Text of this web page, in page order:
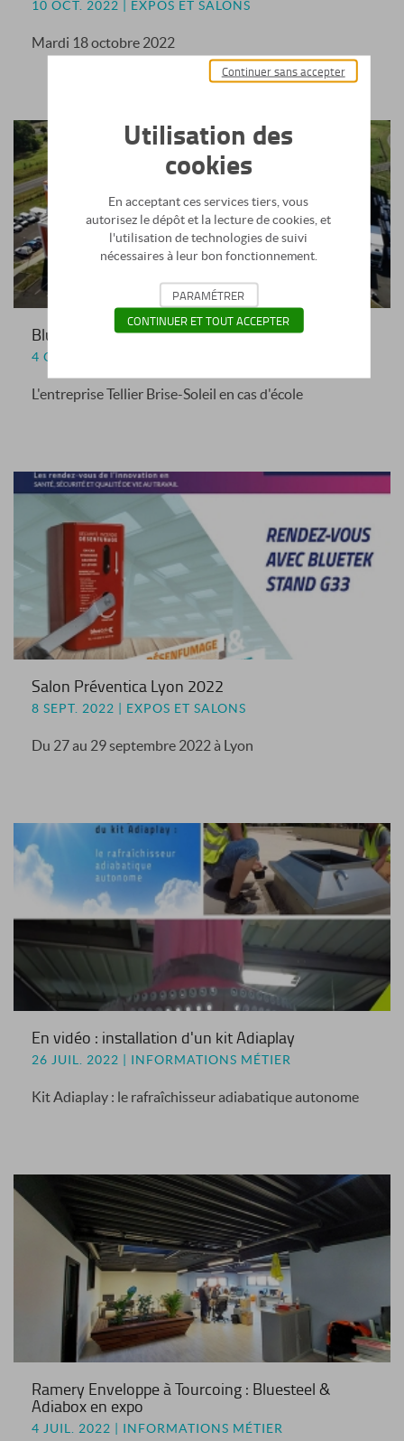
10 OCT. 2022 | EXPOS ET SALONS
Mardi 18 octobre 2022
Bluevoûte Therm & étude lumière
4 OCT. 2022 | INFORMATIONS MÉTIER
L'entreprise Tellier Brise-Soleil en cas d'école
Salon Préventica Lyon 2022
8 SEPT. 2022 | EXPOS ET SALONS
Du 27 au 29 septembre 2022 à Lyon
En vidéo : installation d'un kit Adiaplay
26 JUIL. 2022 | INFORMATIONS MÉTIER
Kit Adiaplay : le rafraîchisseur adiabatique autonome
Ramery Enveloppe à Tourcoing : Bluesteel &
Adiabox en expo
4 JUIL. 2022 | INFORMATIONS MÉTIER
Utilisation des
cookies
En acceptant ces services tiers, vous
autorisez le dépôt et la lecture de cookies, et
l'utilisation de technologies de suivi
nécessaires à leur bon fonctionnement.
Continuer sans accepter
PARAMÉTRER
CONTINUER ET TOUT ACCEPTER